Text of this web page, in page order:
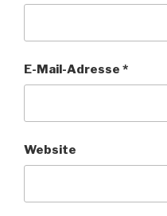
E-Mail-Adresse *
Website